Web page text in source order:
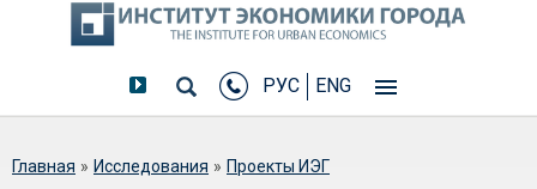
РУС ENG
Вы здесь
Главная » Исследования » Проекты ИЭГ